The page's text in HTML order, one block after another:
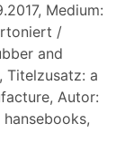
Medium:
/
and
Titelzusatz: a
Autor:
hansebooks,